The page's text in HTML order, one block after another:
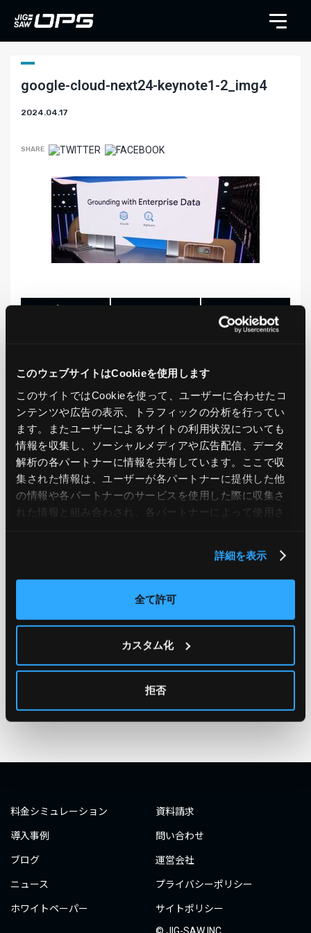
このウェブサイトはCookieを使用します
このサイトではCookieを使って、ユーザーに合わせたコ
ンテンツや広告の表示、トラフィックの分析を行ってい
ます。またユーザーによるサイトの利用状況についても
情報を収集し、ソーシャルメディアや広告配信、データ
解析の各パートナーに情報を共有しています。ここで収
集された情報は、ユーザーが各パートナーに提供した他
の情報や各パートナーのサービスを使用した際に収集さ
れた情報と組み合わされ、各パートナーによって使用さ
詳細を表示
全て許可
カスタム化
拒否
google-cloud-next24-keynote1-2_img4
2024.04.17
SHARE
BACK TO LIST
CATEGORY
AWS GCP Azure ON PREMISE
#エンジニア #AWS re:Invent 2019 #奮闘記
#構築
#自動化 #エンジニア
#ダミーダミー
#ダミー
料金シミュレーション
導入事例
ブログ
ニュース
ホワイトペーパー
資料請求
問い合わせ
運営会社
プライバシーポリシー
サイトポリシー